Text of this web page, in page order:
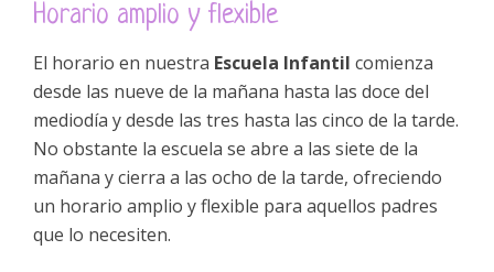
Horario amplio y flexible
El horario en nuestra Escuela Infantil comienza
desde las nueve de la mañana hasta las doce del
mediodía y desde las tres hasta las cinco de la tarde.
No obstante la escuela se abre a las siete de la
mañana y cierra a las ocho de la tarde, ofreciendo
un horario amplio y flexible para aquellos padres
que lo necesiten.